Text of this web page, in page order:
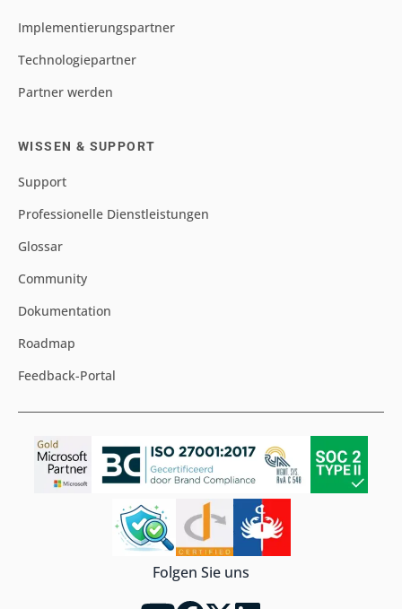
Implementierungspartner
Technologiepartner
Partner werden
WISSEN & SUPPORT
Support
Professionelle Dienstleistungen
Glossar
Community
Dokumentation
Roadmap
Feedback-Portal
Folgen Sie uns